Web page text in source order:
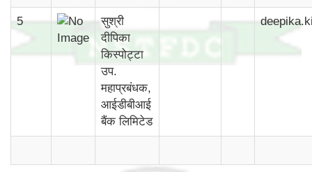
5
सुश्री
दीपिका
किस्पोट्टा
उप.
महाप्रबंधक,
आईडीबीआई
बैंक लिमिटेड